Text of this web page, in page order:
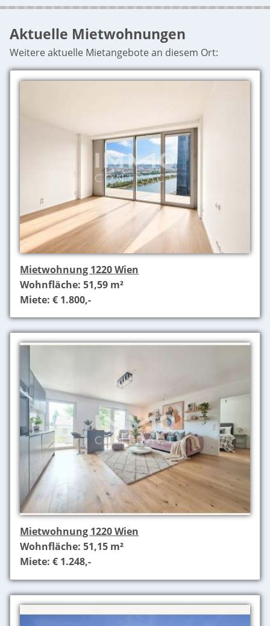
Aktuelle Mietwohnungen
Weitere aktuelle Mietangebote an diesem Ort:
Mietwohnung 1220 Wien
Wohnfläche: 51,59 m²
Miete: € 1.800,-
Mietwohnung 1220 Wien
Wohnfläche: 51,15 m²
Miete: € 1.248,-